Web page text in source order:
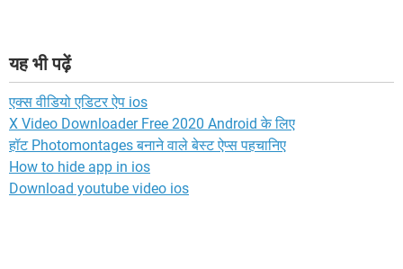
यह भी पढ़ें
एक्स वीडियो एडिटर ऐप ios
X Video Downloader Free 2020 Android के लिए
हॉट Photomontages बनाने वाले बेस्ट ऐप्स पहचानिए
How to hide app in ios
Download youtube video ios